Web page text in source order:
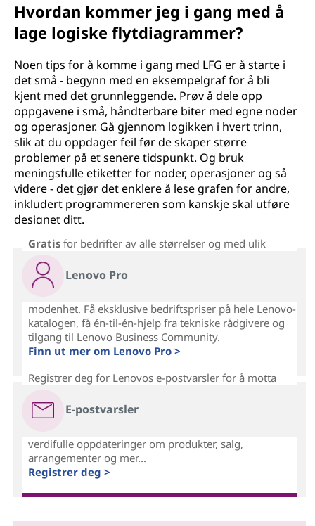
Hvordan kommer jeg i gang med å
lage logiske flytdiagrammer?
Noen tips for å komme i gang med LFG er å starte i
det små - begynn med en eksempelgraf for å bli
kjent med det grunnleggende. Prøv å dele opp
oppgavene i små, håndterbare biter med egne noder
og operasjoner. Gå gjennom logikken i hvert trinn,
slik at du oppdager feil før de skaper større
problemer på et senere tidspunkt. Og bruk
meningsfulle etiketter for noder, operasjoner og så
videre - det gjør det enklere å lese grafen for andre,
inkludert programmereren som kanskje skal utføre
designet ditt.
Lenovo Pro
Gratisfor bedrifter av alle størrelser og med ulik
modenhet. Få eksklusive bedriftspriser på hele Lenovo-
katalogen, få én-til-én-hjelp fra tekniske rådgivere og
tilgang til Lenovo Business Community.
Finn ut mer om Lenovo Pro >
E-postvarsler
Registrer deg for Lenovos e-postvarsler for å motta
verdifulle oppdateringer om produkter, salg,
arrangementer og mer...
Registrer deg >